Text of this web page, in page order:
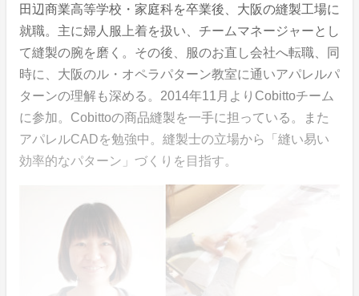
田辺商業高等学校・家庭科を卒業後、大阪の縫製工場に
就職。主に婦人服上着を扱い、チームマネージャーとし
て縫製の腕を磨く。その後、服のお直し会社へ転職、同
時に、大阪のル・オペラパターン教室に通いアパレルパ
ターンの理解も深める。2014年11月よりCobittoチーム
に参加。Cobittoの商品縫製を一手に担っている。また
アパレルCADを勉強中。縫製士の立場から「縫い易い
効率的なパターン」づくりを目指す。